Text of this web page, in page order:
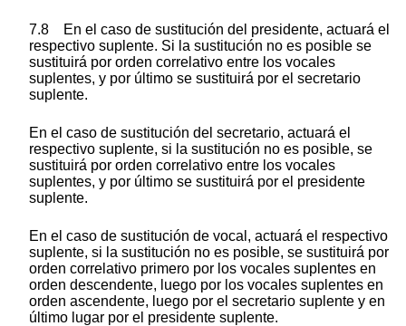
7.8 En el caso de sustitución del presidente, actuará el
respectivo suplente. Si la sustitución no es posible se
sustituirá por orden correlativo entre los vocales
suplentes, y por último se sustituirá por el secretario
suplente.
En el caso de sustitución del secretario, actuará el
respectivo suplente, si la sustitución no es posible, se
sustituirá por orden correlativo entre los vocales
suplentes, y por último se sustituirá por el presidente
suplente.
En el caso de sustitución de vocal, actuará el respectivo
suplente, si la sustitución no es posible, se sustituirá por
orden correlativo primero por los vocales suplentes en
orden descendente, luego por los vocales suplentes en
orden ascendente, luego por el secretario suplente y en
último lugar por el presidente suplente.